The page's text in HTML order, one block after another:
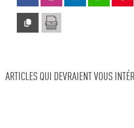
ARTICLES QUI DEVRAIENT VOUS